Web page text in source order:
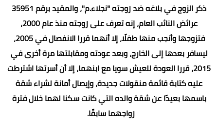
ذكر الزوج في بلاغه ضد زوجته "نجلاء.م"، والمقيد برقم 35951
عرائض النائب العام، إنه تعرف على زوجته منذ عام 2000،
فتزوجها وأنجب منها طفلًا، إلا أنهما قررا الانفصال في 2005،
ليسافر بعدها إلى الخارج، وبعد عودته ومقابلتها مرة أخرى في
2015، قررا العودة للعيش سويا مع ابنهما، إلا أن أسرتها اشترطت
عليه كتابة قائمة منقولات جديدة، وإيصال أمانة لشراء شقة
باسمها بعيدًا عن شقة والده التي كانت سكنا لهما خلال فترة
زواجهما سابقًا.